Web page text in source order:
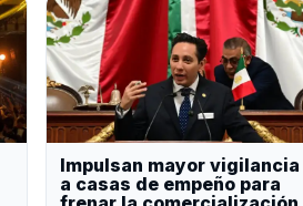
Impulsan mayor vigilancia
a casas de empeño para